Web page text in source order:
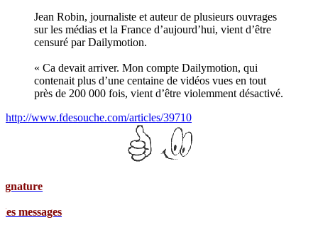
Jean Robin, journaliste et auteur de plusieurs ouvrages
sur les médias et la France d’aujourd’hui, vient d’être
censuré par Dailymotion.
« Ca devait arriver. Mon compte Dailymotion, qui
contenait plus d’une centaine de vidéos vues en tout
près de 200 000 fois, vient d’être violemment désactivé.
http://www.fdesouche.com/articles/39710